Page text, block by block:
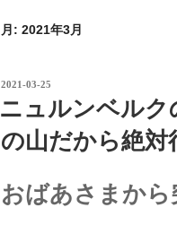
月: 2021年3月
投
日:
2021-03-25
ニュルンベルク
の山だから絶
おばあさまから